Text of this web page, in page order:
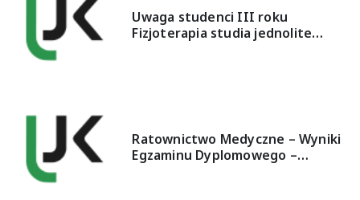
Uwaga studenci III roku
Fizjoterapia studia jednolite…
Ratownictwo Medyczne – Wyniki
Egzaminu Dyplomowego –…